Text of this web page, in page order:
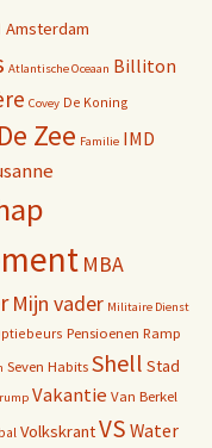
Amsterdam
Atlantische Oceaan Billiton
Covey De Koning
De Zee Familie IMD
MBA
Mijn vader Militaire Dienst
Pensioenen Ramp
Seven HabitsShell Stad
Vakantie Van Berkel
VolkskrantVS Water